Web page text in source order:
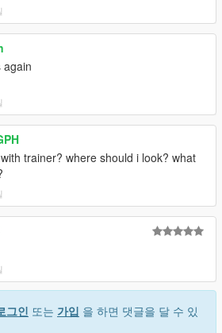
again
trainer? where should i look? what
그인 또는 가입 을 하면 댓글을 달 수 있